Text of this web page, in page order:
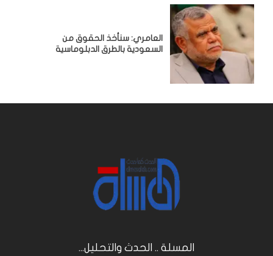
العامري: سنأخذ الحقوق من
السعودية بالطرق الدبلوماسية
المسلة .. الحدث والتحليل...